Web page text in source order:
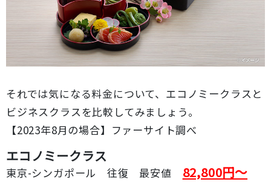
それでは気になる料金について、エコノミークラスと
ビジネスクラスを比較してみましょう。
【2023年8月の場合】ファーサイト調べ
エコノミークラス
東京-シンガポール 往復 最安値 82,800円～